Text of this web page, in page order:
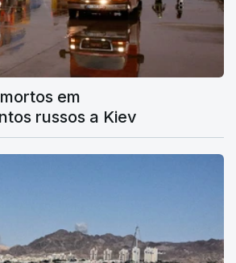
em
russos a Kiev